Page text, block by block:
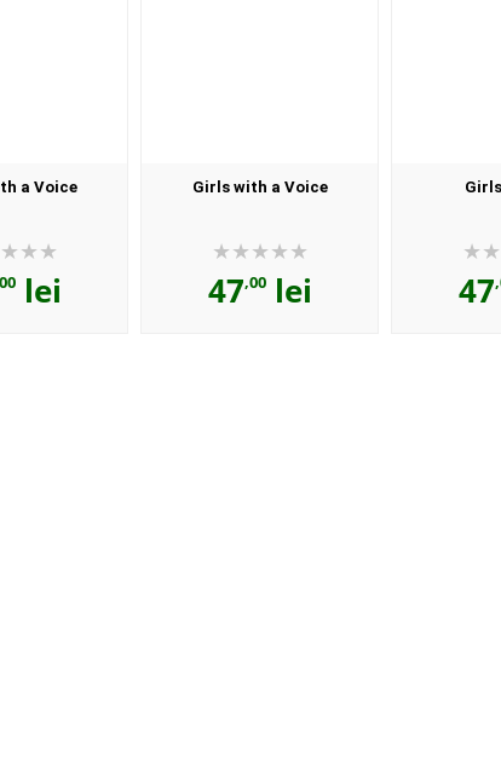
a Voice
lei
Girls with a Voice
47,00lei 47